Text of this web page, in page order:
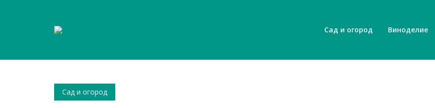
Сад и огород Виноделие
Сад и огород